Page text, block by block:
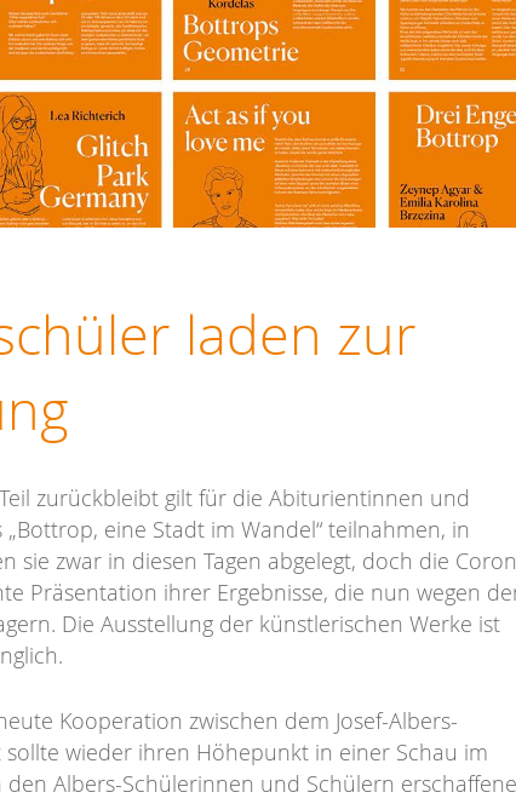
laden zur
zurückbleibt gilt für die Abiturientinnen und
eine Stadt im Wandel“ teilnahmen, in
sie zwar in diesen Tagen abgelegt, doch die
Präsentation ihrer Ergebnisse, die nun wegen
Die Ausstellung der künstlerischen Werke ist
Kooperation zwischen dem Josef-Albers-
wieder ihren Höhepunkt in einer Schau im
Albers-Schülerinnen und Schülern